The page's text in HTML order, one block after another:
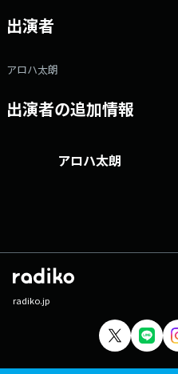
報をお届け』 8:30～ 宇都美慶子
ク』 【メッセージフォーム】
クエスト しりとリクエスト
テーマ (火) メッセージテーマ
出演者
アロハ太朗
出演者の追加情報
アロハ太朗
radiko.jp